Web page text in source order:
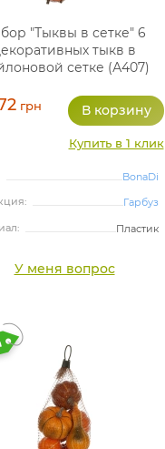
"Тыквы в сетке" 6
тыкв в
сетке (А407)
грн
Купить в 1 клик
BonaDi
Гарбуз
Пластик
У меня вопрос